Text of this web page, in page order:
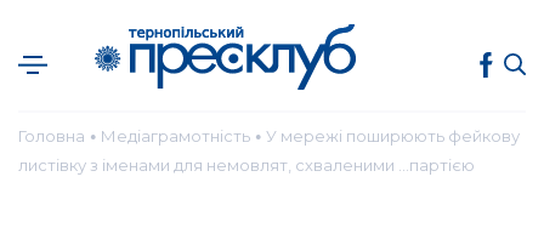
Головна ● Медіаграмотність ● У мережі поширюють фейкову
листівку з іменами для немовлят, схваленими …партією